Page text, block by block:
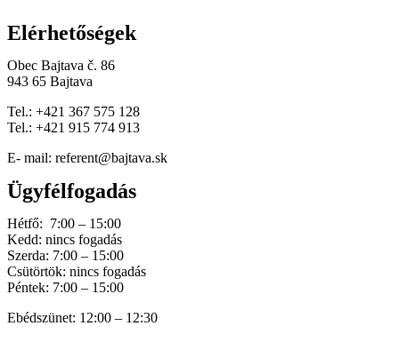
Elérhetőségek
Obec Bajtava č. 86
943 65 Bajtava
Tel.: +421 367 575 128
Tel.: +421 915 774 913
E- mail: referent@bajtava.sk
Ügyfélfogadás
Hétfő: 7:00 – 15:00
Kedd: nincs fogadás
Szerda: 7:00 – 15:00
Csütörtök: nincs fogadás
Péntek: 7:00 – 15:00
Ebédszünet: 12:00 – 12:30